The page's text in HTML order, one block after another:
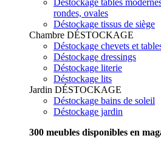
Déstockage tables
rondes, ovales
Déstockage tissus de siège
Chambre DÉSTOCKAGE
Déstockage chevets et
Déstockage dressings
Déstockage literie
Déstockage lits
Jardin DÉSTOCKAGE
Déstockage bains de soleil
Déstockage jardin
300 meubles disponibles en